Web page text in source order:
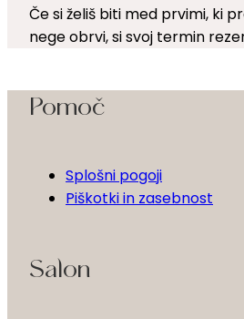
Če si želiš biti med prvimi, ki
nege obrvi, si svoj termin
Pomoč
Splošni pogoji
Piškotki in zasebnost
Salon